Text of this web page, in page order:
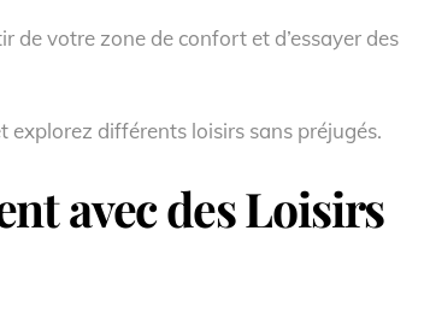
de votre zone de confort et d’essayer des
explorez différents loisirs sans préjugés.
avec des Loisirs